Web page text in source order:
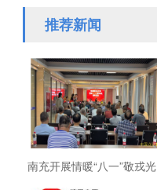
推荐新闻
南充开展情暖“八一”敬戎光